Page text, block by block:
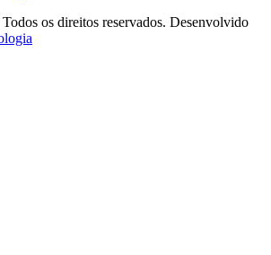
os direitos reservados. Desenvolvido